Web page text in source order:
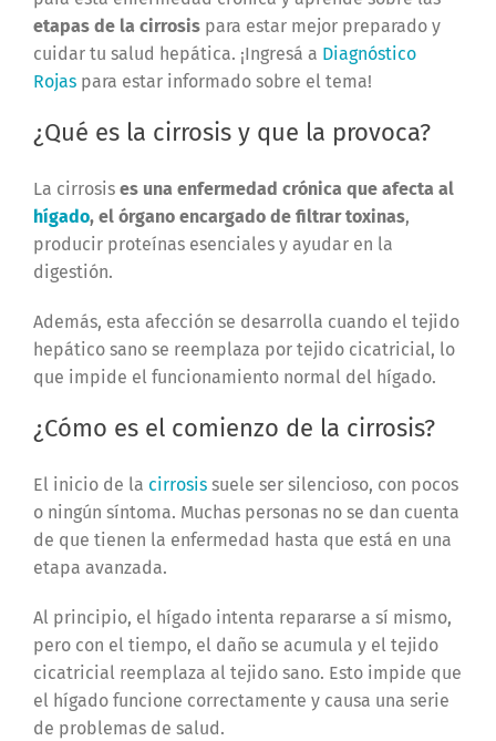
etapas de la cirrosispara estar mejor preparado y
cuidar tu salud hepática. ¡Ingresá a Diagnóstico
Rojas para estar informado sobre el tema!
¿Qué es la cirrosis y que la provoca?
La cirrosis es una enfermedad crónica que afecta al
hígado, el órgano encargado de filtrar toxinas,
producir proteínas esenciales y ayudar en la
digestión.
Además, esta afección se desarrolla cuando el tejido
hepático sano se reemplaza por tejido cicatricial, lo
que impide el funcionamiento normal del hígado.
¿Cómo es el comienzo de la cirrosis?
El inicio de la cirrosissuele ser silencioso, con pocos
o ningún síntoma. Muchas personas no se dan cuenta
de que tienen la enfermedad hasta que está en una
etapa avanzada.
Al principio, el hígado intenta repararse a sí mismo,
pero con el tiempo, el daño se acumula y el tejido
cicatricial reemplaza al tejido sano. Esto impide que
el hígado funcione correctamente y causa una serie
de problemas de salud.